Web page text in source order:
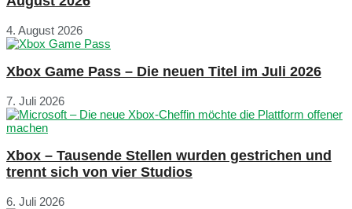
4. August 2026
Xbox Game Pass – Die neuen Titel im Juli 2026
7. Juli 2026
Xbox – Tausende Stellen wurden gestrichen und
trennt sich von vier Studios
6. Juli 2026